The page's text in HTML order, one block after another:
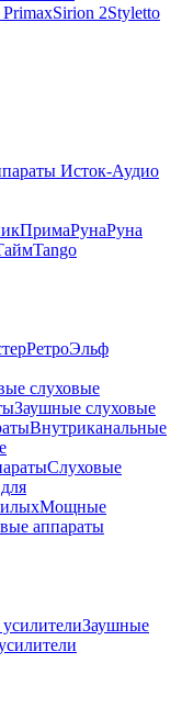
Sirion 2Styletto
Исток-Аудио
ПримаРунаРуна
Tango
РетроЭльф
слуховые
Заушные слуховые
Внутриканальные
Слуховые
Мощные
аппараты
Заушные